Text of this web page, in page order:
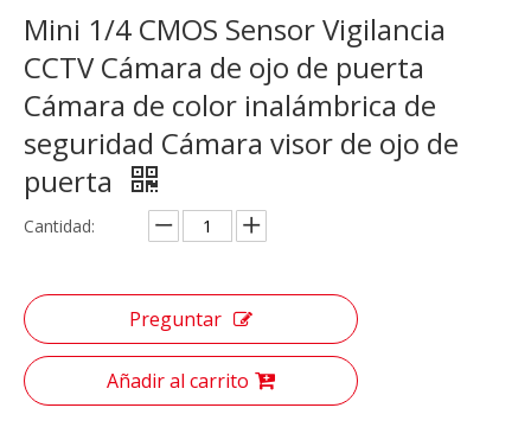
Mini 1/4 CMOS Sensor Vigilancia
CCTV Cámara de ojo de puerta
Cámara de color inalámbrica de
seguridad Cámara visor de ojo de
puerta
Cantidad:
Preguntar
Añadir al carrito